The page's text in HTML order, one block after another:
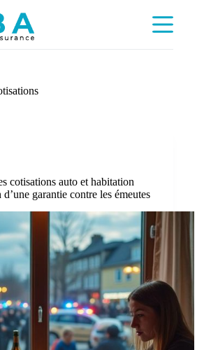
cotisations auto et habitation
garantie contre les émeutes